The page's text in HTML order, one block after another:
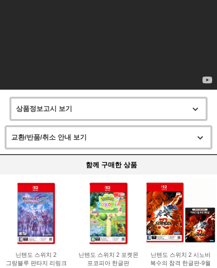
상품정보고시 보기
교환/반품/취소 안내 보기
함께 구매한 상품
닌텐도 스위치 2
그랑블루 판타지 리링크
닌텐도 스위치 2 포켓몬
포코피아 한글판
닌텐도 스위치 2 시노비
복수의 참격 한글판-9월